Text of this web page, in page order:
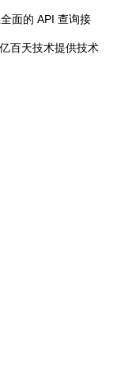
面的 API 查询接
百天技术提供技术